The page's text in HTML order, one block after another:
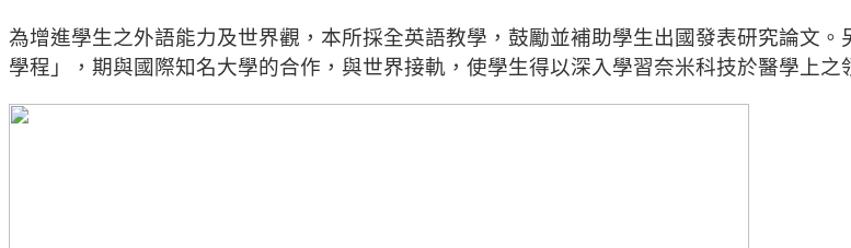
為增進學生之外語能力及世界觀，本所採全英語教學， 鼓勵並補助學生出國發表研究論文。
學程」，期與國際知名大學的合作， 與世界接軌，使學生得以深入學習奈米科技於醫學上之